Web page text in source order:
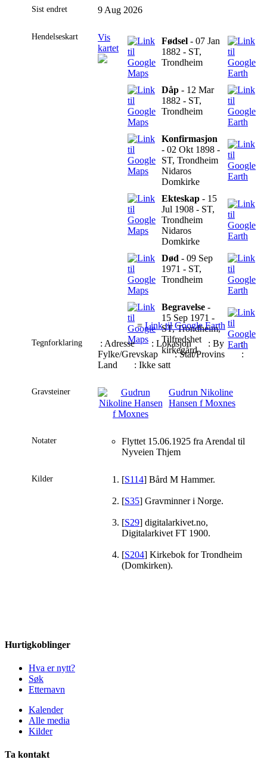
Sist endret 9 Aug 2026
Hendelseskart
Vis
kartet
Fødsel - 07 Jan
1882 - ST,
Trondheim
Dåp - 12 Mar
1882 - ST,
Trondheim
Konfirmasjon
- 02 Okt 1898 -
ST, Trondheim
Nidaros
Domkirke
Ekteskap - 15
Jul 1908 - ST,
Trondheim
Nidaros
Domkirke
Død - 09 Sep
1971 - ST,
Trondheim
Begravelse -
15 Sep 1971 -
ST, Trondheim,
Tilfredshet
kirkegård
=Link til Google Earth
Tegnforklaring : Adresse : Lokasjon : By:
Fylke/Grevskap: Stat/Provins
:
Land
: Ikke satt
Gravsteiner
Gudrun Nikoline
Hansen f Moxnes
Notater
Flyttet 15.06.1925 fra Arendal til
Nyveien Thjem
Kilder [S114] Bård M Hammer.
[S35] Gravminner i Norge.
[S29] digitalarkivet.no,
Digitalarkivet FT 1900.
[S204] Kirkebok for Trondheim
(Domkirken).
Hurtigkoblinger
Hva er nytt?
Søk
Etternavn
Kalender
Alle media
Kilder
Ta kontakt